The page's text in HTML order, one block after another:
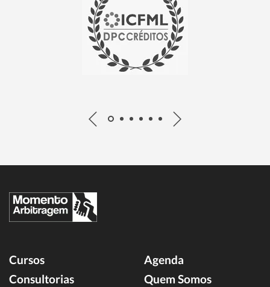
Cursos
Consultorias
Agenda
Quem Somos